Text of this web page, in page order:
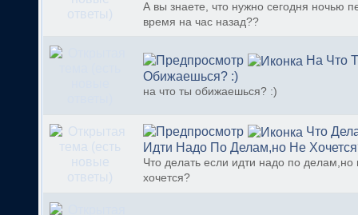
А вы знаете, что нужно сегодня ночью
время на час назад??
На Что
Обижаешься? :)
на что ты обижаешься? :)
Что
Идти Надо По Делам,но Не
Что делать если идти надо по делам,но
хочется?